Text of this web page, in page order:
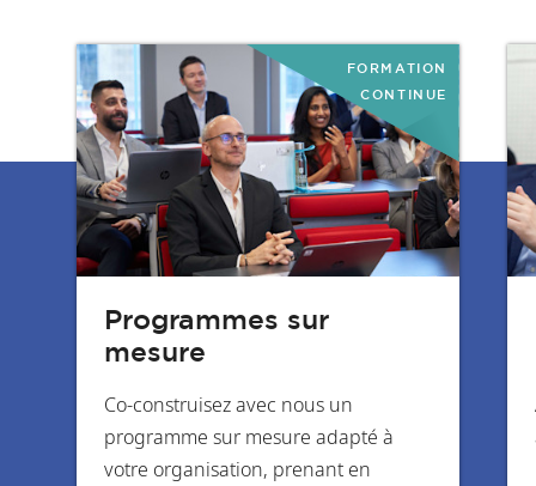
FORMATION
CONTINUE
Programmes sur
mesure
Co-construisez avec nous un
programme sur mesure adapté à
votre organisation, prenant en